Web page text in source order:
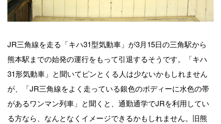
JR三角線を走る「キハ31型気動車」が3月15日の三角駅から
熊本駅までの始発の運行をもって引退するそうです。「キハ
31形気動車」と聞いてピンとくる人は少ないかもしれません
が、「JR三角線をよく走っている銀色のボディーに水色の帯
があるワンマン列車」と聞くと、通勤通学でJRを利用してい
る方なら、なんとなくイメージできるかもしれません。旧熊